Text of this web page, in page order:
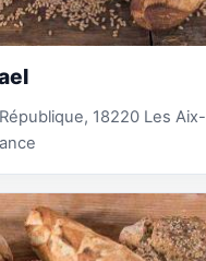
18220 Les Aix-